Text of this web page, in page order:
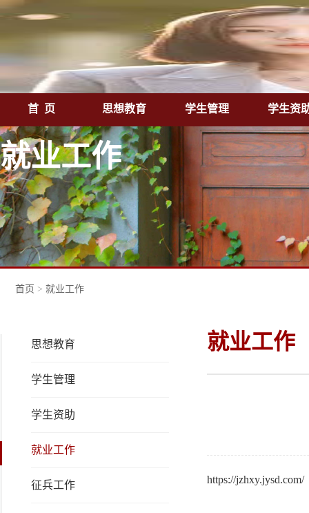
首 页 思想教育 学生管理 学生资
就业工作
首页 > 就业工作
思想教育
学生管理
学生资助
就业工作
征兵工作
就业工作
https://jzhxy.jysd.com/